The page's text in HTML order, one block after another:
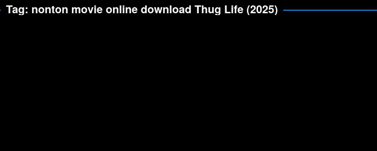
Tag: nonton movie online download Thug Life (2025)